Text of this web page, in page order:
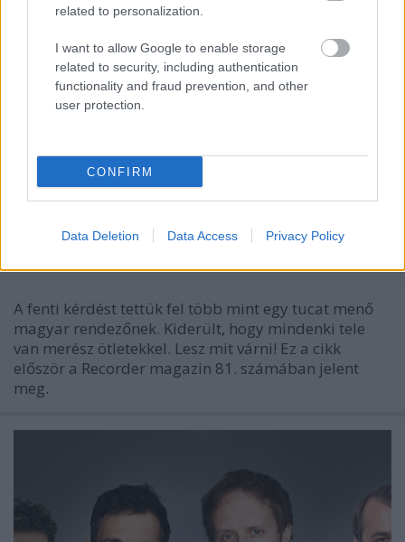
related to personalization.
I want to allow Google to enable storage
related to security, including authentication
functionality and fraud prevention, and other
user protection.
CONFIRM
Data Deletion Data Access Privacy Policy
Filmrecorder. Mi lesz a következő
filmed?
A fenti kérdést tettük fel több mint egy tucat menő
magyar rendezőnek. Kiderült, hogy mindenki tele
van merész ötletekkel. Lesz mit várni! Ez a cikk
először a Recorder magazin 81. számában jelent
meg.